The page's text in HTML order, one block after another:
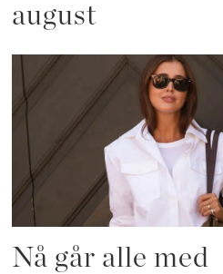
august
Nå går alle med